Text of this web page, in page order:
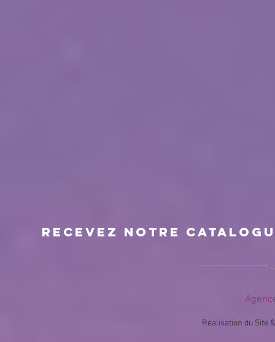
RECEVEZ NOTRE
Réalisation du Site